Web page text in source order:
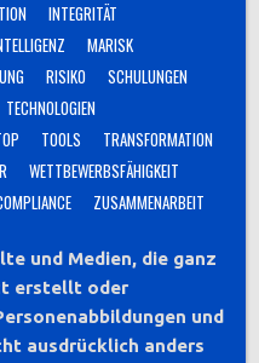
INTEGRITÄT
MARISK
RISIKO
SCHULUNGEN
TECHNOLOGIEN
TOOLS
TRANSFORMATION
WETTBEWERBSFÄHIGKEIT
ZUSAMMENARBEIT
und Medien, die ganz
erstellt oder
und
ausdrücklich anders